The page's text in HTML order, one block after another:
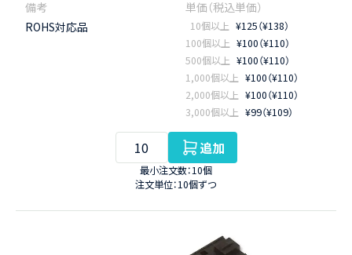
ROHS対応品 10個以上 ¥125（¥138）
100個以上 ¥100（¥110）
500個以上 ¥100（¥110）
1,000個以上 ¥100（¥110）
2,000個以上 ¥100（¥110）
3,000個以上 ¥99（¥109）
追加
最小注文数：10個
注文単位：10個ずつ